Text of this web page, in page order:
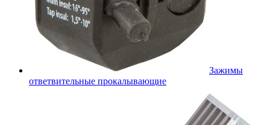
Зажимы
ответвительные прокалывающие